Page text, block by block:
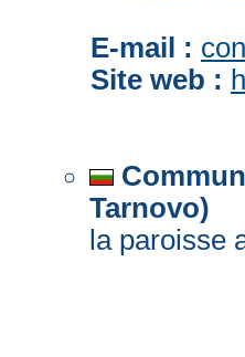
E-mail :
Site web :
Tarnovo)
la paroisse